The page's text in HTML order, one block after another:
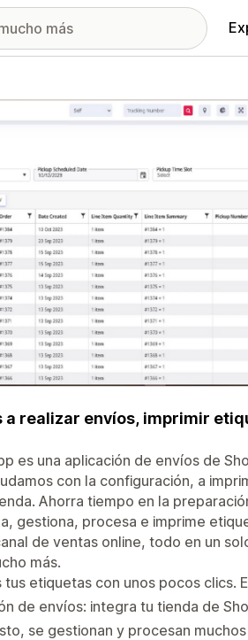
destacadas
a realizar envíos, imprimir
es una aplicación de envíos de
con la configuración, a
Ahorra tiempo en la
gestiona, procesa e imprime
de ventas online, todo en un
más.
tus etiquetas con unos pocos clics.
de envíos: integra tu tienda de
se gestionan y procesan